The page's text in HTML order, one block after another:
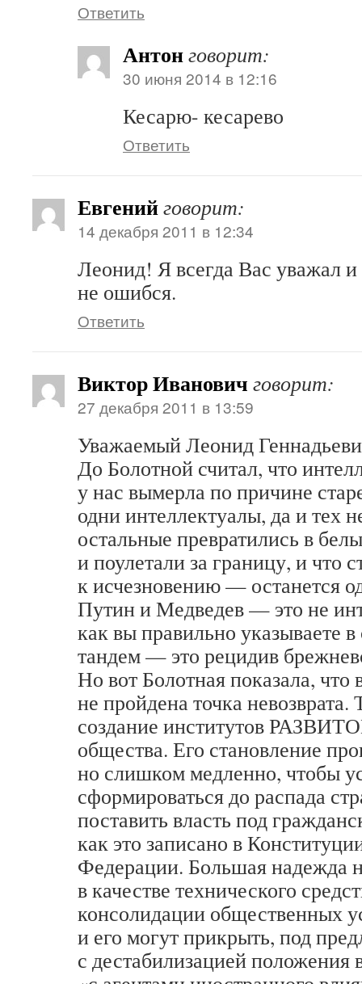
Ответить
Антонговорит:
30 июня 2014 в 12:16
Кесарю- кесарево
Ответить
Евгенийговорит:
14 декабря 2011 в 12:34
Леонид! Я всегда Вас уважал и
не ошибся.
Ответить
Виктор Иванович говорит:
27 декабря 2011 в 13:59
Уважаемый Леонид
До Болотной считал, что
у нас вымерла по причине
одни интеллектуалы, да и тех
остальные превратились в
и поулетали за границу, и что
к исчезновению — останется
Путин и Медведев — это не
как вы правильно указываете
тандем — это рецидив
Но вот Болотная показала,
не пройдена точка невозврата.
создание институтов
общества. Его становление
но слишком медленно, чтобы
сформироваться до распада
поставить власть под
как это записано в
Федерации. Большая надежда
в качестве технического
консолидации общественных
и его могут прикрыть, под
с дестабилизацией положения